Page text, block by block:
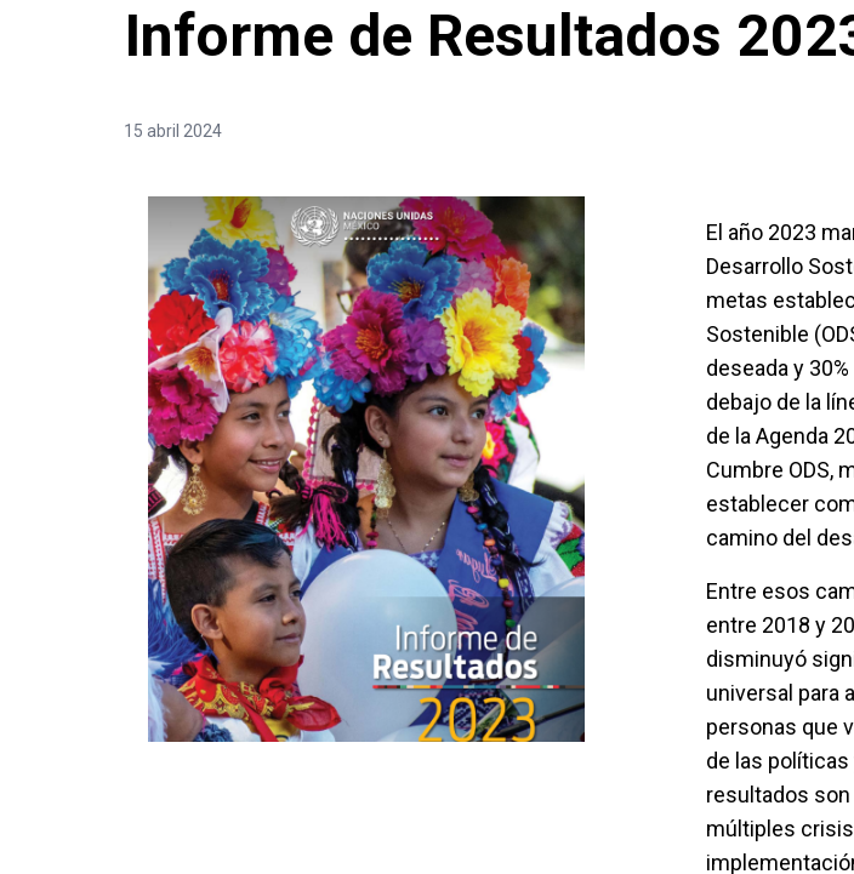
Informe de Resultados
15 abril 2024
El año 2023
Desarrollo
metas
Sostenible
deseada y
debajo de la
de la Agenda
Cumbre ODS,
establecer
camino del
Entre esos
entre 2018 y
disminuyó
universal para
personas que
de las políticas
resultados
múltiples